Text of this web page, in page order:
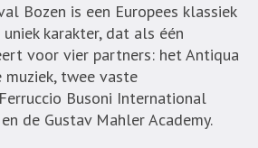
Bozen is een Europees klassiek
karakter, dat als één
voor vier partners: het Antiqua
twee vaste
Busoni International
de Gustav Mahler Academy.